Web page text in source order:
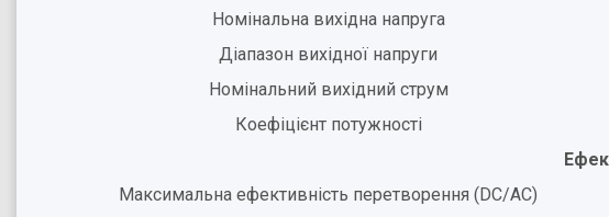
Номінальна вихідна напруга
Діапазон вихідної напруги
Номінальний вихідний струм
Коефіцієнт потужності
Максимальна ефективність перетворення (DC/АС)